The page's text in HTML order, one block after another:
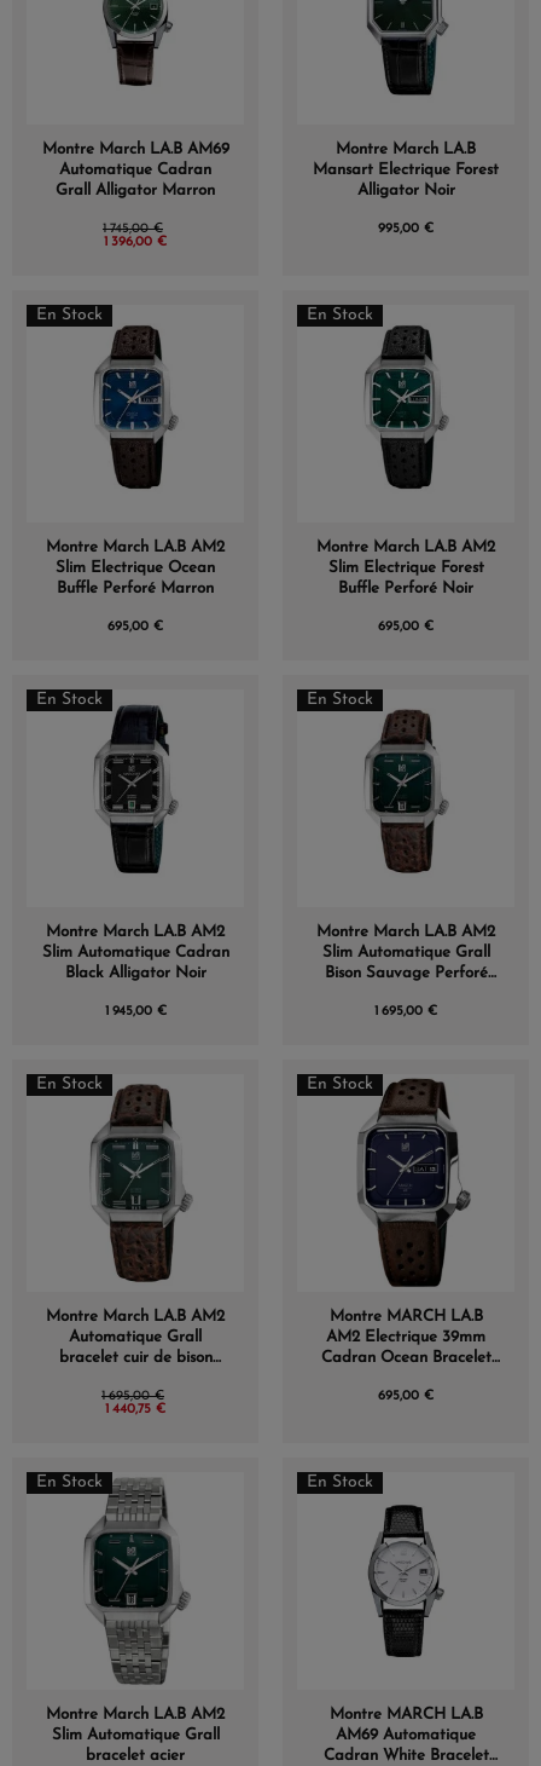
Montre March LA.B AM69
Automatique Cadran
Grall Alligator Marron
1 745,00 €
1 396,00 €
Montre March LA.B
Mansart Electrique Forest
Alligator Noir
995,00 €
En Stock
Montre March LA.B AM2
Slim Electrique Ocean
Buffle Perforé Marron
695,00 €
En Stock
Montre March LA.B AM2
Slim Electrique Forest
Buffle Perforé Noir
695,00 €
En Stock
Montre March LA.B AM2
Slim Automatique Cadran
Black Alligator Noir
1 945,00 €
En Stock
Montre March LA.B AM2
Slim Automatique Grall
Bison Sauvage Perforé
1 695,00 €
En Stock
Montre March LA.B AM2
Automatique Grall
bracelet cuir de bison
1 695,00 €
1 440,75 €
En Stock
Montre MARCH LA.B
AM2 Electrique 39mm
Cadran Ocean Bracelet
695,00 €
En Stock
Montre March LA.B AM2
Slim Automatique Grall
bracelet acier
En Stock
Montre MARCH LA.B
AM69 Automatique
Cadran White Bracelet